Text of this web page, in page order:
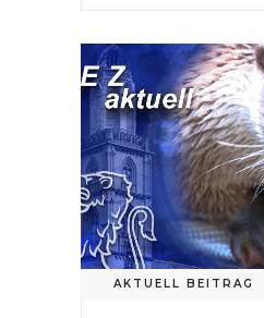
AKTUELL BEITRAG